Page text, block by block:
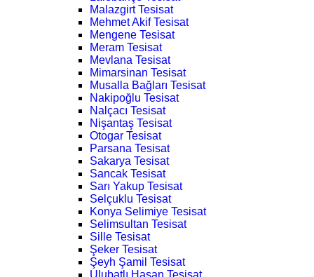
Malazgirt Tesisat
Mehmet Akif Tesisat
Mengene Tesisat
Meram Tesisat
Mevlana Tesisat
Mimarsinan Tesisat
Musalla Bağları Tesisat
Nakipoğlu Tesisat
Nalçacı Tesisat
Nişantaş Tesisat
Otogar Tesisat
Parsana Tesisat
Sakarya Tesisat
Sancak Tesisat
Sarı Yakup Tesisat
Selçuklu Tesisat
Konya Selimiye Tesisat
Selimsultan Tesisat
Sille Tesisat
Şeker Tesisat
Şeyh Şamil Tesisat